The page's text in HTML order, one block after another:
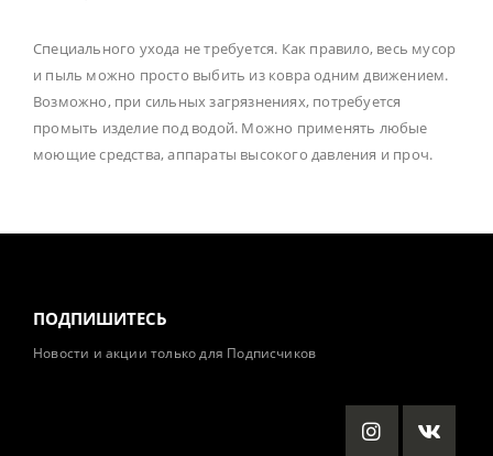
Специального ухода не требуется. Как правило, весь мусор
и пыль можно просто выбить из ковра одним движением.
Возможно, при сильных загрязнениях, потребуется
промыть изделие под водой. Можно применять любые
моющие средства, аппараты высокого давления и проч.
ПОДПИШИТЕСЬ
Новости и акции только для Подписчиков